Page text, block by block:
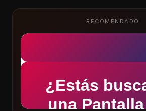
RECOMENDADO